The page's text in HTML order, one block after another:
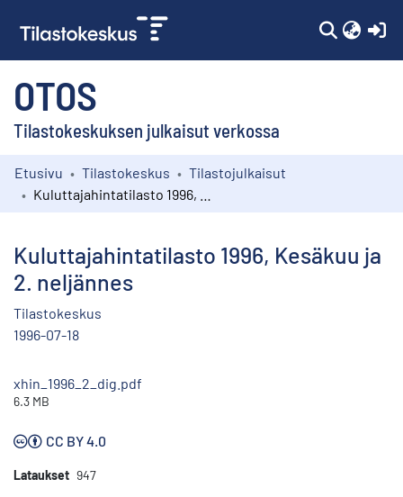
OTOS
Tilastokeskuksen julkaisut verkossa
Kokoelmat
Etusivu Tilastokeskus
Tilastojulkaisut
Kuluttajahintatilasto 1996, Kesäkuu ja
2. neljännes
Tilastokeskus
1996-07-18
xhin_1996_2_dig.pdf
6.3 MB
CC BY 4.0
Lataukset 947